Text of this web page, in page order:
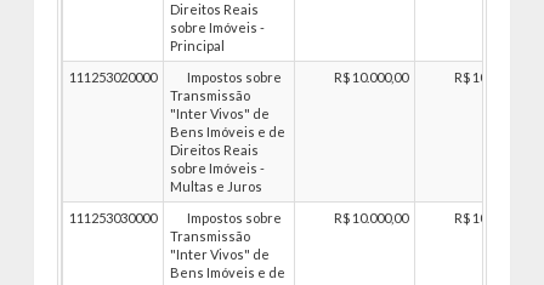
Direitos Reais
sobre Imóveis -
Principal
111253020000
Impostos sobre
Transmissão
"Inter Vivos" de
Bens Imóveis e de
Direitos Reais
sobre Imóveis -
Multas e Juros
R$ 10.000,00 R$ 10.000,00
111253030000
Impostos sobre
Transmissão
"Inter Vivos" de
Bens Imóveis e de
R$ 10.000,00 R$ 10.000,00